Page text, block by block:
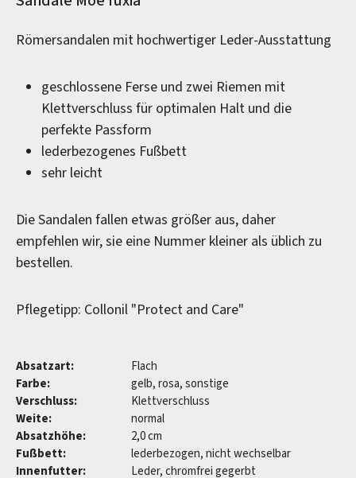
Römersandalen mit hochwertiger Leder-Ausstattung
geschlossene Ferse und zwei Riemen mit
Klettverschluss für optimalen Halt und die
perfekte Passform
lederbezogenes Fußbett
sehr leicht
Die Sandalen fallen etwas größer aus, daher
empfehlen wir, sie eine Nummer kleiner als üblich zu
bestellen.
Pflegetipp: Collonil "Protect and Care"
Absatzart:
Flach
Farbe:
gelb, rosa, sonstige
Verschluss:
Klettverschluss
Weite:
normal
Absatzhöhe:
2,0 cm
Fußbett:
lederbezogen, nicht wechselbar
Innenfutter:
Leder, chromfrei gegerbt